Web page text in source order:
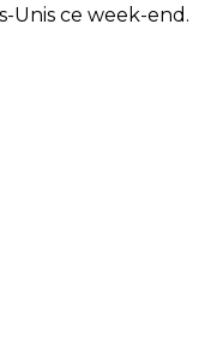
Unis ce week-end.